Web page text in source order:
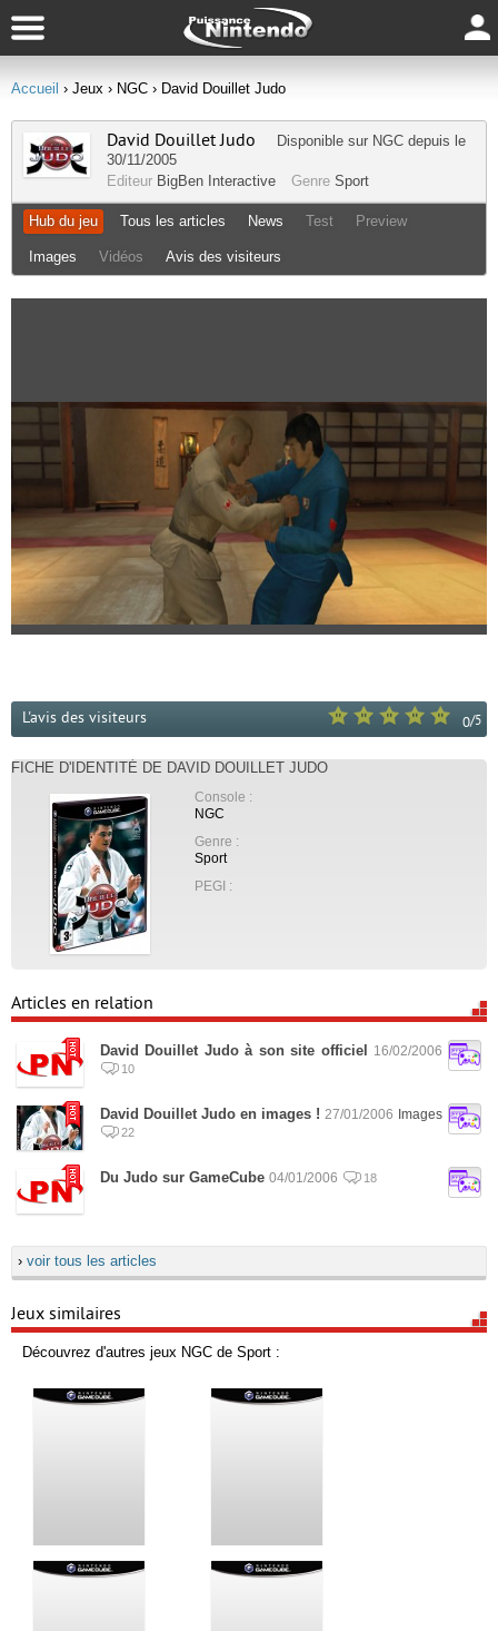
Accueil › Jeux › NGC › David Douillet Judo
David Douillet Judo Disponible sur NGC depuis le
30/11/2005
Editeur BigBen Interactive Genre Sport
Hub du jeu Tous les articles News Test Preview
Images Vidéos Avis des visiteurs
0/5
L'avis des visiteurs
FICHE D'IDENTITÉ DE DAVID DOUILLET JUDO
Console :
NGC
Genre :
Sport
PEGI :
Articles en relation
David Douillet Judo à son site officiel 16/02/2006
10
David Douillet Judo en images ! 27/01/2006 Images
22
Du Judo sur GameCube 04/01/2006 18
› voir tous les articles
Jeux similaires
Découvrez d'autres jeux NGC de Sport :